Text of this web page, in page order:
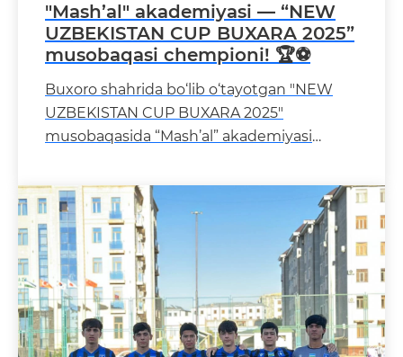
"Mash’al" akademiyasi — “NEW
UZBEKISTAN CUP BUXARA 2025”
musobaqasi chempioni! 🏆⚽️
Buxoro shahrida bo‘lib o‘tayotgan "NEW
UZBEKISTAN CUP BUXARA 2025"
musobaqasida “Mash’al” akademiyasi